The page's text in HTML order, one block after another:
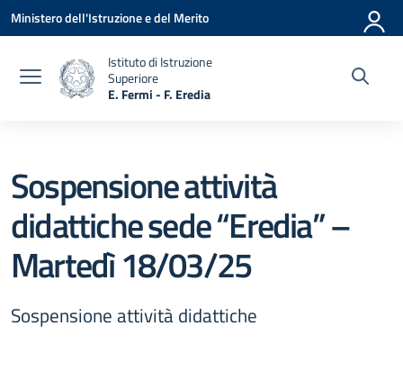
Vai ai contenuti
Vai al menu di navigazione
Vai al footer
Ministero dell'Istruzione e del Merito
Istituto di Istruzione
Superiore
E. Fermi - F. Eredia
Sospensione attività
didattiche sede “Eredia” –
Martedì 18/03/25
Sospensione attività didattiche